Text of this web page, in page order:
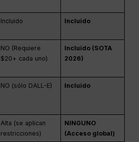
Incluido Incluido
NO (Requiere
$20+ cada uno)
Incluido (SOTA
2026)
NO (sólo DALL-E) Incluido
Alta (se aplican
restricciones)
NINGUNO
(Acceso global)